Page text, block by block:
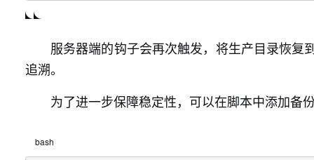
服务器端的钩子会再次触发，将生产目录恢
追溯。
为了进一步保障稳定性，可以在脚本中添加备
bash